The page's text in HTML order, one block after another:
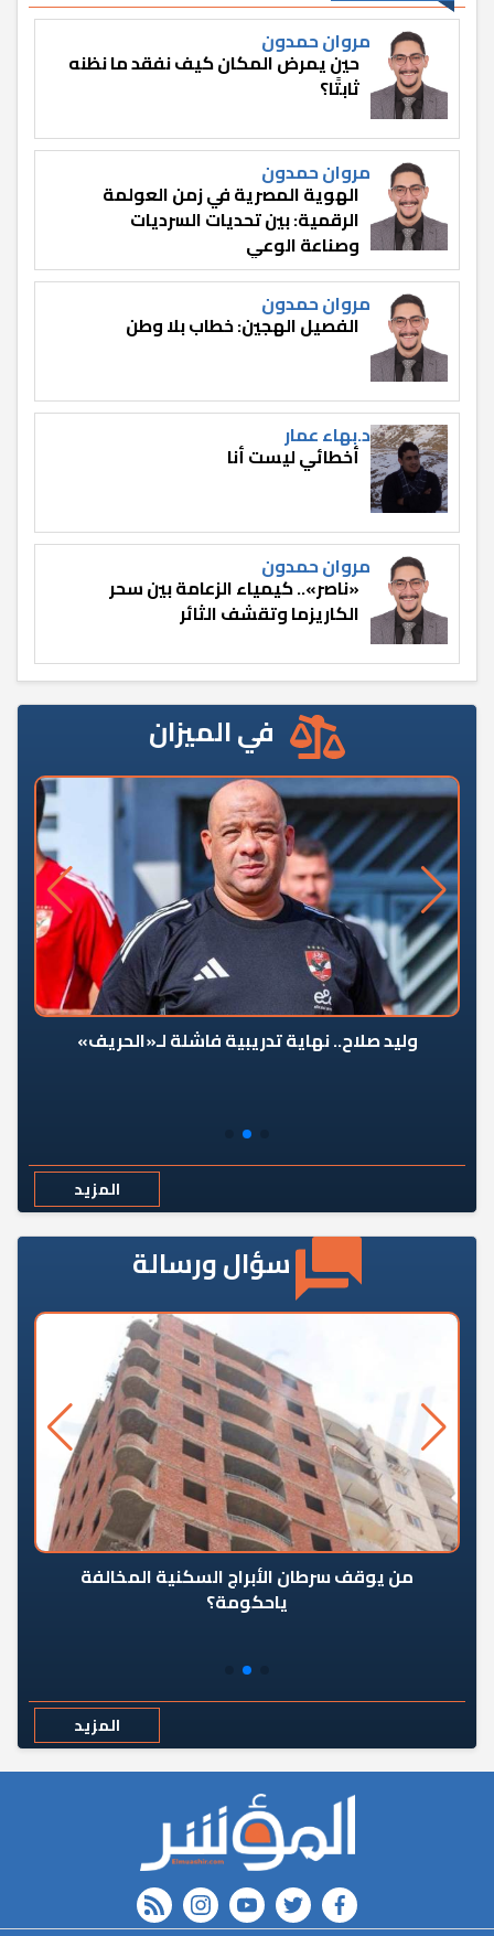
مروان حمدون
حين يمرض المكان كيف نفقد ما نظنه
ثابتًا؟
مروان حمدون
الهوية المصرية في زمن العولمة
الرقمية: بين تحديات السرديات
وصناعة الوعي
مروان حمدون
الفصيل الهجين: خطاب بلا وطن
د.بهاء عمار
أخطائي ليست أنا
مروان حمدون
«ناصر».. كيمياء الزعامة بين سحر
الكاريزما وتقشف الثائر
في الميزان
وليد صلاح.. نهاية تدريبية فاشلة لـ«الحريف»
المزيد
سؤال ورسالة
من يوقف سرطان الأبراج السكنية المخالفة
ياحكومة؟
المزيد
FACEBOOK
twitter
youtube
instagram
rss feed